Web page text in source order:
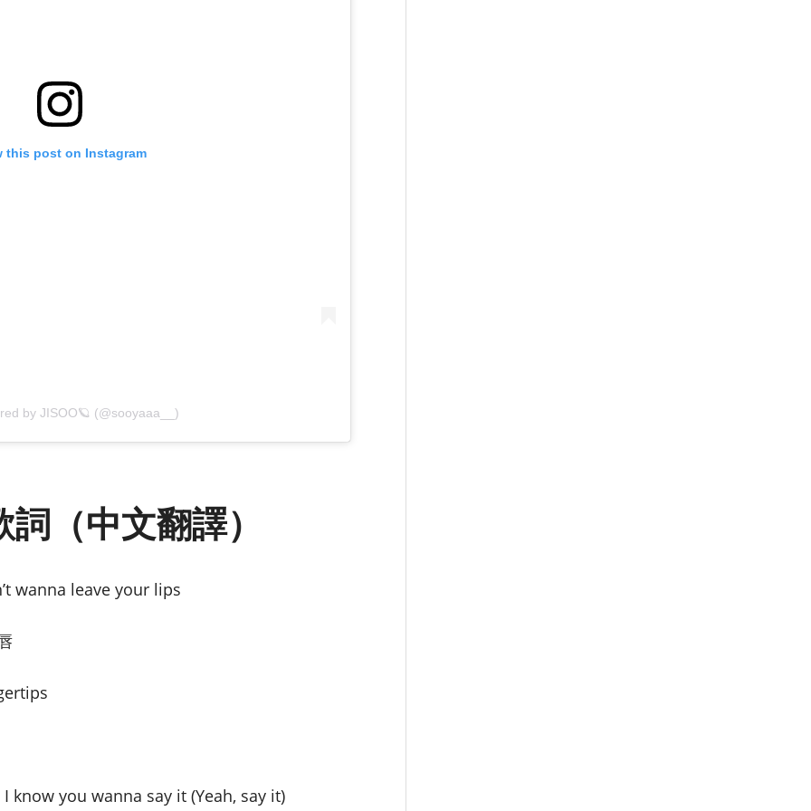
this post on Instagram
by JISOO🪐 (@sooyaaa__)
（中文翻譯）
wanna leave your lips
know you wanna say it (Yeah, say it)